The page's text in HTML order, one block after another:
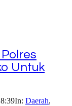
Untuk
In: Daerah,